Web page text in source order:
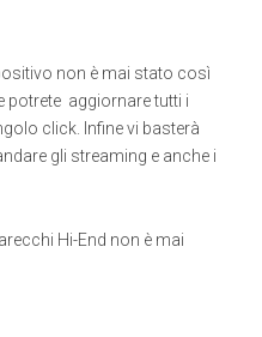
non è mai stato così
potrete aggiornare tutti i
click. Infine vi basterà
gli streaming e anche i
Hi-End non è mai